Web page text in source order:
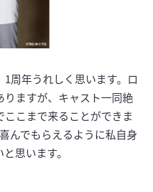
1周年うれしく思います。ロ
ますが、キャスト一同絶
こまで来ることができま
んでもらえるように私自身
思います。